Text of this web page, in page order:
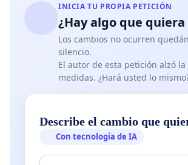
INICIA TU PROPIA PETICIÓN
¿Hay algo que
Los cambios no ocurren
silencio.
El autor de esta petición alzó la
medidas. ¿Hará usted lo
Describe el cambio que
Con tecnología de IA